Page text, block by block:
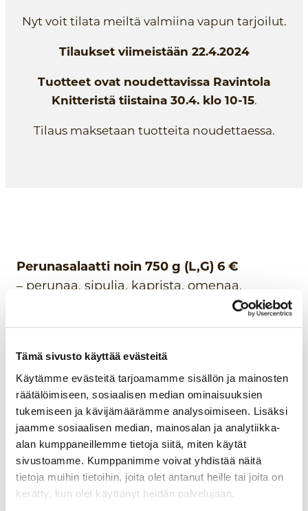
Tämä sivusto käyttää evästeitä
Käytämme evästeitä tarjoamamme sisällön ja mainosten
räätälöimiseen, sosiaalisen median ominaisuuksien
tukemiseen ja kävijämäärämme analysoimiseen. Lisäksi
jaamme sosiaalisen median, mainosalan ja analytiikka-
alan kumppaneillemme tietoja siitä, miten käytät
sivustoamme. Kumppanimme voivat yhdistää näitä
tietoja muihin tietoihin, joita olet antanut heille tai joita on
kerätty, kun olet käyttänyt heidän palvelujaan.
Nyt voit tilata meiltä valmiina vapun tarjoilut.
Tilaukset viimeistään 22.4.2024
Tuotteet ovat noudettavissa Ravintola
Knitteristä tiistaina 30.4. klo 10-15.
Tilaus maksetaan tuotteita noudettaessa.
Perunasalaatti noin 750 g (L,G) 6 €
– perunaa, sipulia, kaprista, omenaa,
€
– perunaa, sipulia, kaprista, omenaa,
tuoretta parsaa, majoneesia ja
ranskankermaa
Kirkas perunasalaatti ja ravunpyrstöjä
noin 750 g (M,G) 14 €
– yrttiöljyssä marinoitua perunaa, retiisiä,
punasipulia, tillimajoneesia ja ravunpyrstöjä